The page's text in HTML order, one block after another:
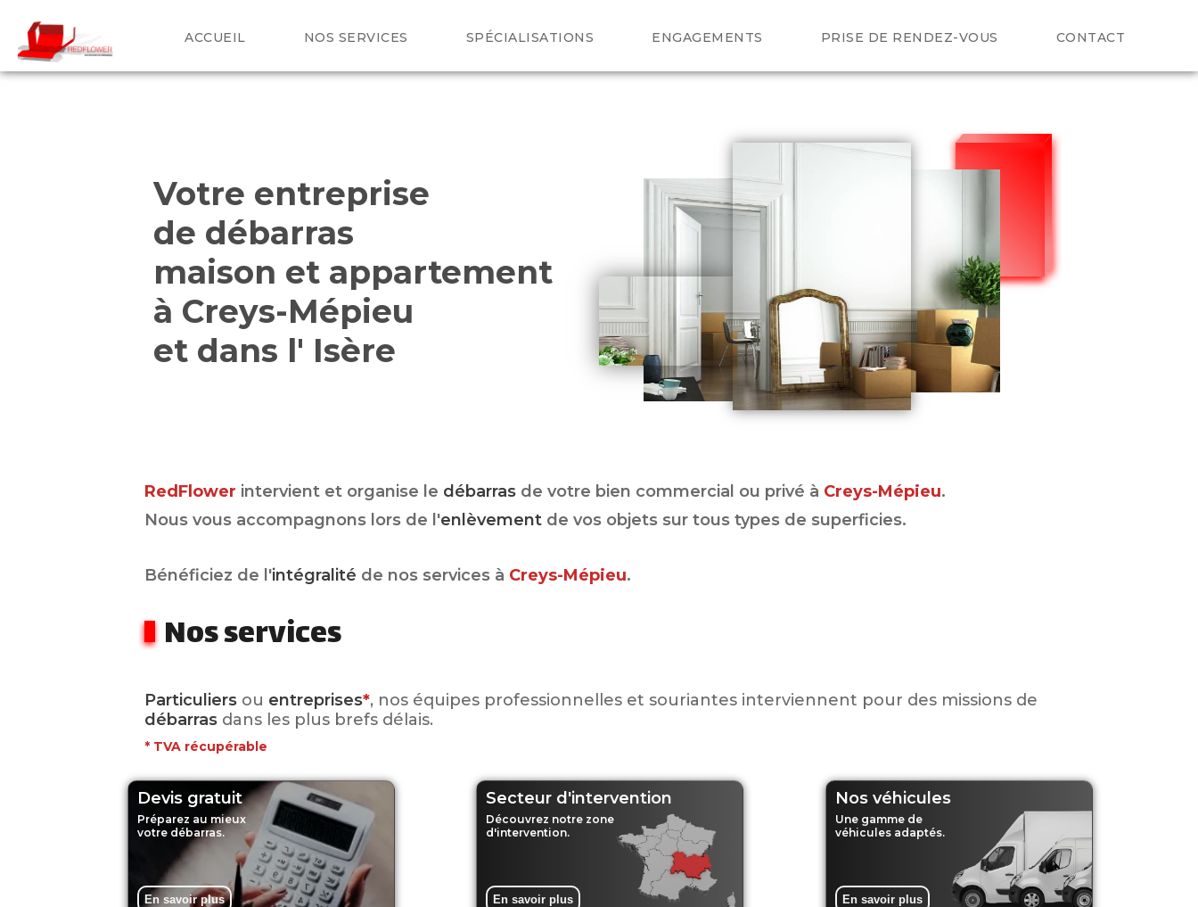
ACCUEIL NOS SERVICES SPÉCIALISATIONS ENGAGEMENTS PRISE DE RENDEZ-VOUS CONTACT
Votre entreprise
de débarras
maison et appartement
à Creys-Mépieu
et dans l' Isère
RedFlower intervient et organise le débarras de votre bien commercial ou privé à Creys-Mépieu.
Nous vous accompagnons lors de l'enlèvement de vos objets sur tous types de superficies.
Bénéficiez de l'intégralité de nos services à Creys-Mépieu.
Nos services
Particuliers ou entreprises*, nos équipes professionnelles et souriantes interviennent pour des missions de
débarras dans les plus brefs délais.
* TVA récupérable
Devis gratuit
Préparez au mieux
votre débarras.
En savoir plus
Secteur d'intervention
Découvrez notre zone
d'intervention.
En savoir plus
Nos véhicules
Une gamme de
véhicules adaptés.
En savoir plus